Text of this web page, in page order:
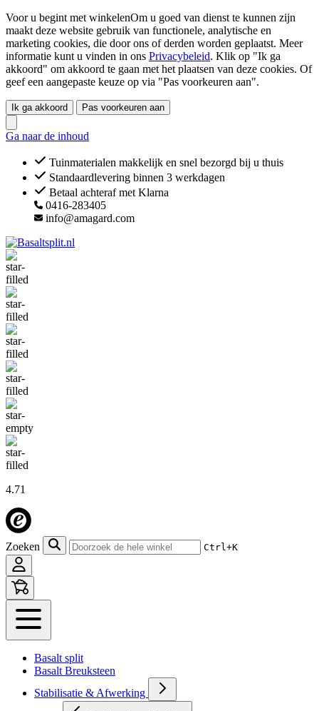
Voor u begint met winkelenOm u goed van dienst te kunnen zijn
maakt deze website gebruik van functionele, analytische en
marketing cookies, die door ons of derden worden geplaatst. Meer
informatie kunt u vinden in ons Privacybeleid. Klik op "Ik ga
akkoord" om akkoord te gaan met het plaatsen van deze cookies. Of
geef een aangepaste keuze op via "Pas voorkeuren aan".
Ik ga akkoord Pas voorkeuren aan
Ga naar de inhoud
Tuinmaterialen makkelijk en snel bezorgd bij u thuis
Standaardlevering binnen 3 werkdagen
Betaal achteraf met Klarna
0416-283405
info@amagard.com
4.71
Zoeken Ctrl+K
Basalt split
Basalt Breuksteen
Stabilisatie & Afwerking